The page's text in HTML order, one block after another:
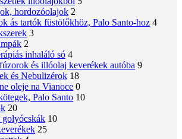
hordozóolajok 2
ás tartók füstölőkhöz, Palo Santo-hoz 4
3
2
inhaláló só 4
és illóolaj keverékek autóba 9
és Nebulizérok 18
oleje na Vianoce 0
Palo Santo 10
20
10
25